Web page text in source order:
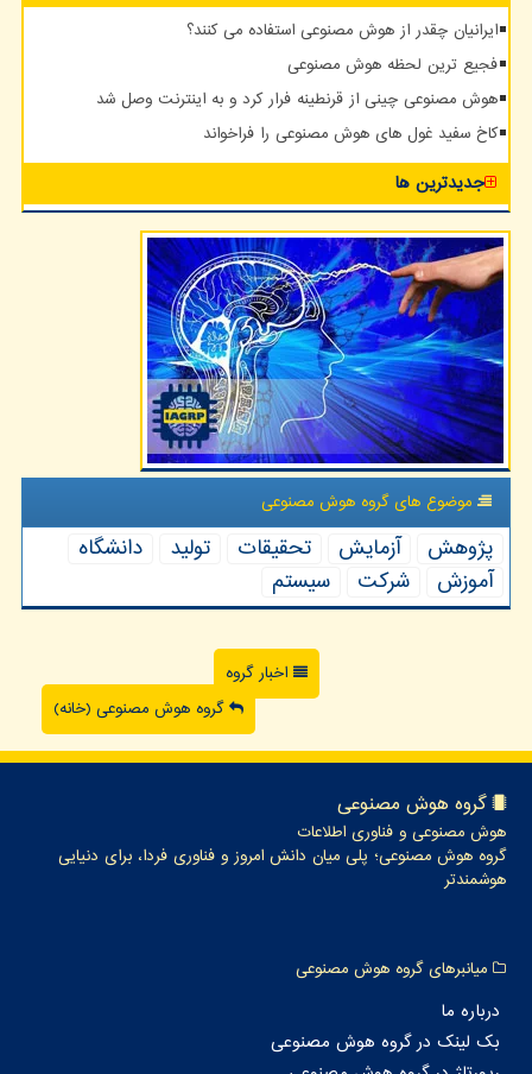
ایرانیان چقدر از هوش مصنوعی استفاده می کنند؟
فجیع ترین لحظه هوش مصنوعی
هوش مصنوعی چینی از قرنطینه فرار کرد و به اینترنت وصل شد
کاخ سفید غول های هوش مصنوعی را فراخواند
جدیدترین ها
موضوع های گروه هوش مصنوعی
پژوهش آزمایش تحقیقات تولید
دانشگاه
آموزش
شركت سیستم
اخبار گروه
گروه هوش مصنوعی (خانه)
گروه هوش مصنوعی
هوش مصنوعی و فناوری اطلاعات
گروه هوش مصنوعی؛ پلی میان دانش امروز و فناوری فردا، برای دنیایی
هوشمندتر
میانبرهای گروه هوش مصنوعی
درباره ما
بک لینک در گروه هوش مصنوعی